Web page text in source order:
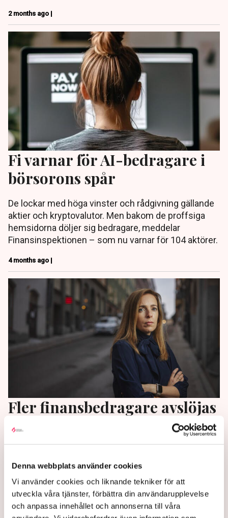
Denna webbplats använder cookies
Vi använder cookies och liknande tekniker för att
utveckla våra tjänster, förbättra din användarupplevelse
och anpassa innehållet och annonserna till våra
2 months ago |
Fi varnar för AI-bedragare i
börsorons spår
De lockar med höga vinster och rådgivning gällande
aktier och kryptovalutor. Men bakom de proffsiga
hemsidorna döljer sig bedragare, meddelar
Finansinspektionen – som nu varnar för 104 aktörer.
4 months ago |
Fler finansbedragare avslöjas
– mångdubbling 2025
fjol, enligt Finansinspektionen (FI).
6 months ago | Av: TT